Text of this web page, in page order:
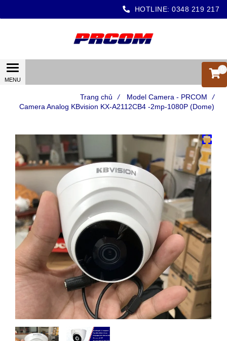
HOTLINE: 0348 219 217
Trang chủ / Model Camera - PRCOM
/
Camera Analog KBvision KX-A2112CB4 -2mp-1080P (Dome)